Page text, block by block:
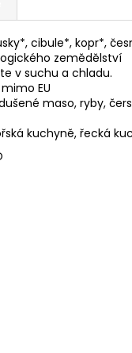
cibule*, kopr*,
zemědělství
v suchu a chladu.
EU
maso, ryby,
kuchyně, řecká